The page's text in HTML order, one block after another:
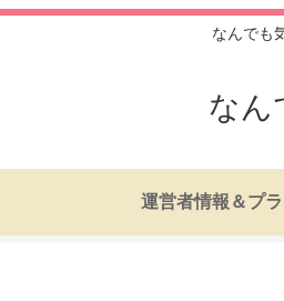
なんでも
なん